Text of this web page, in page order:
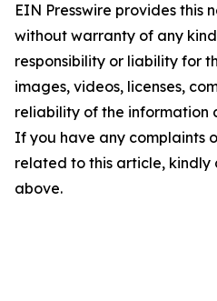
EIN Presswire provides this
without warranty of any
responsibility or liability for
images, videos, licenses,
reliability of the information
If you have any complaints
related to this article,
above.